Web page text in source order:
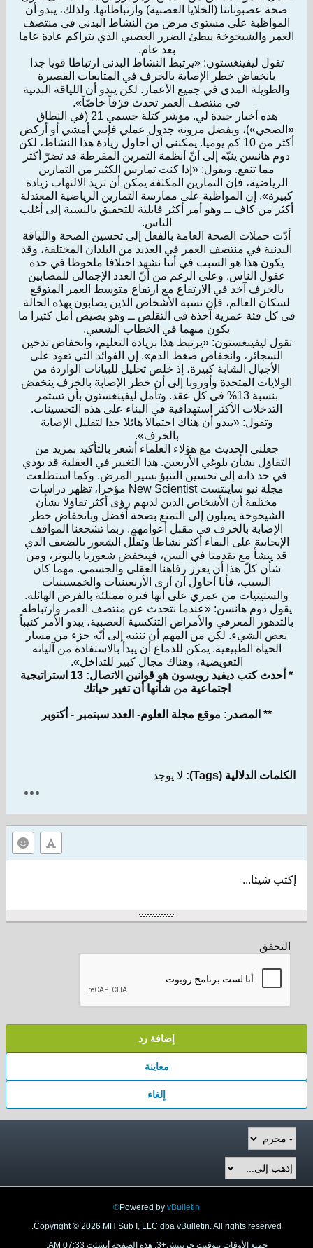
صحة عصبوناتنا (الخلايا العصبية) وارتباطاتها. ولذلك، يبدو أن
المواظبة على مستوى مرض من النشاط البدني في منتصف
العمر والشيخوخة يبطئ الضرر العصبي الذي يتراكم عادة عاما
بعد عام.
تقول ليفينغستون: «يرتبط النشاط البدني ارتباطا قويا جدا
بانخفاض خطر الإصابة بالخرف في المتابعات القصيرة
والطويلة المدى في جميع الأعمار. لكن يبدو أن اللياقة البدنية
في منتصف العمر تحدث فرْقاً خاصّاً».
هذه أخبار جيدة لي. مؤشر كتلة جسمي 21 (في النطاق
«الصحي»)، وبفضل مرونة جدول عملي فإنني أمشي أو أركض
أكثر من 10 كم يوميا. يمكنني أن أحاول زيادة هذا النشاط، لكن
دوم هانسن ينبّه إلى أنّ أنظمة التمرين المفرطة قد تضرّ أكثر
مما تنفع. ويقول: «إذا كنت تمارس الكثير من التمارين
الرياضية، فإن التمارين المكثفة يمكن أن تزيد الالتهاب زيادة
كبيرة». إن المواظبة على ممارسة التمارين الرياضية المعتدلة
أكثر من كاف ــ وهو أمر أكثر قابلية للتحقيق بالنسبة إلى أغلب
الناس.
أدّت حملات الصحة العامة بالفعل إلى تحسين الصحة واللياقة
البدنية في منتصف العمر في العديد من البلدان المختلفة، وقد
يكون هذا هو السبب في أننا نشهد اختلافا ملحوظا في حدة
عقول الناس. وعلى الرغم من أنّ العدد الإجمالي للمصابين
بالخرف آخذ في الارتفاع مع ارتفاع متوسط العمر المتوقع
لسكان العالم، فإن نسبة الأشخاص الذين يصابون بهذه الحالة
في كل فئة عمرية آخذة في التقلص ــ وهو بصيص أمل كثيرا ما
يكون مبهما في الخطاب الشعبي.
تقول ليفينغستون: «يرتبط هذا بزيادة التعليم، وانخفاض تدخين
السجائر، وانخفاض ضغط الدم». إن الفوائد التي تعود على
الأجيال الشابة كبيرة، إذ خلص تحليل للبيانات الواردة من
الولايات المتحدة وأوروبا إلى أن خطر الإصابة بالخرف ينخفض
بنسبة 13% في كل عقد. وتأمل ليفينغستون بأن تستمر
التدخلات الأكثر استهدافية في البناء على هذه التحسينات.
وتقول: «يبدو أن هناك احتمالا هائلا جدا لتقليل الإصابة
بالخرف».
جعلني الحديث مع هؤلاء العلماء أشعر بالتأكيد بمزيد من
التفاؤل بشأن بلوغي الأربعين. هذا التغيير في العقلية قد يؤدي
في حد ذاته إلى تحسين التنبؤ بسير المرض. وكما استطلعت
مجلة نيو ساينتست New Scientist مؤخرا، تظهر دراسات
مختلفة أن الأشخاص الذين لديهم رؤى أكثر تفاؤلا بشأن
الشيخوخة يميلون إلى التمتع بصحة أفضل وبانخفاض خطر
الإصابة بالخرف في مقبل أعوامهم. ربما تشجعنا المواقف
الإيجابية على البقاء أكثر نشاطا وتقلّل الشعور بالضعف الذي
قد ينشأ مع تقدمنا في السن، فينخفض شعورنا بالتوتر، ومن
شأن كلّ هذا أن يعزز رفاهنا العقلي والجسمي. مهما كان
السبب، فأنا أحاول أن أرى الأربعينيات والخمسينيات
والستينيات من عمري على أنها فترة ممتلئة بالفرص الهائلة.
يقول دوم هانسن: «عندما نتحدث عن منتصف العمر وارتباطه
بالتدهور المعرفي والأمراض التنكسية العصبية، يبدو الأمر كئيباً
بعض الشيء. لكن من المهم أن ننتبه إلى أنّه جزء من مسار
الحياة الطبيعية. يمكن للدماغ أن يبدأ بالاستفادة من آلياته
التعويضية، وهناك مجال كبير للتداخل».
* أحدث كتب ديفيد روبسون هو قوانين الاتصال: 13 استراتيجية
اجتماعية من شأنها أن تغير حياتك
** المصدر: موقع مجلة العلوم- العدد سبتمبر - أكتوبر
الكلمات الدلالية (Tags): لا يوجد
إكتب شيئا...
التحقق
إضافة رد
معاينة
إلغاء
Powered by vBulletin®
Copyright © 2026 MH Sub I, LLC dba vBulletin. All rights reserved.
جميع الأوقات بتوقيت جرينتش+3. هذه الصفحة أنشئت 07:33 AM.